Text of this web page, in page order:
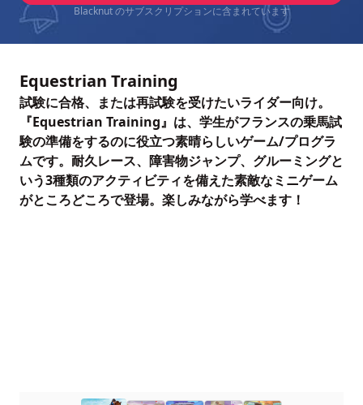
Blacknut のサブスクリプションに含まれています
Equestrian Training
試験に合格、または再試験を受けたいライダー向け。
『Equestrian Training』は、学生がフランスの乗馬試
験の準備をするのに役立つ素晴らしいゲーム/プログラ
ムです。耐久レース、障害物ジャンプ、グルーミングと
いう3種類のアクティビティを備えた素敵なミニゲーム
がところどころで登場。楽しみながら学べます！